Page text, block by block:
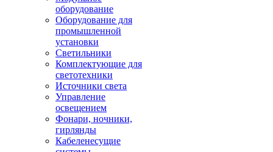
оборудование
Оборудование для
промышленной
установки
Светильники
Комплектующие для
светотехники
Источники света
Управление
освещением
Фонари, ночники,
гирлянды
Кабеленесущие